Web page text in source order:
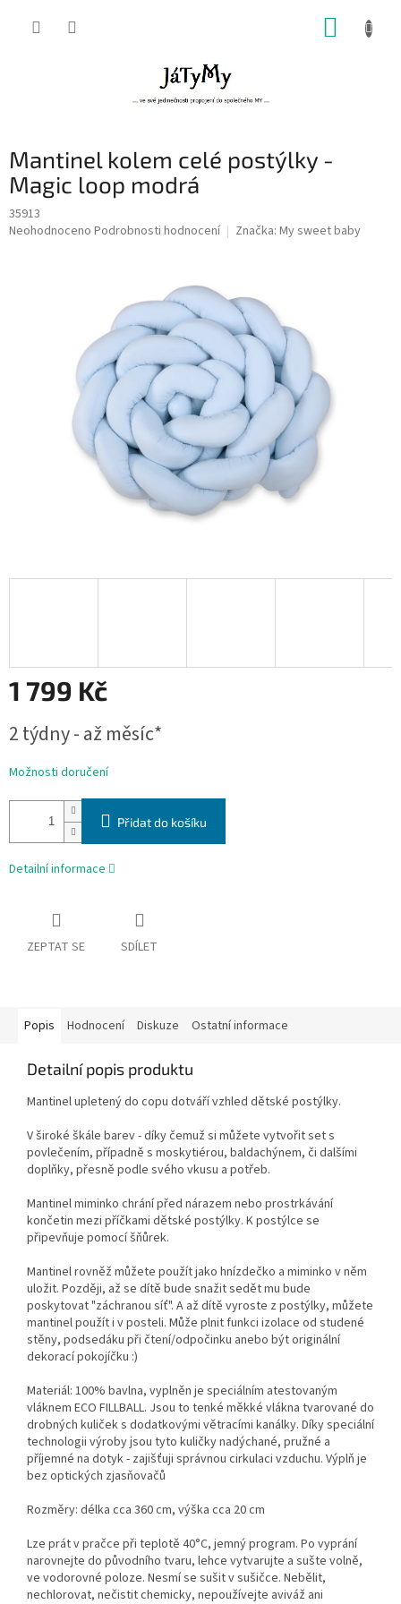
Mantinel kolem celé postýlky -
Magic loop modrá
35913
Průměrné
Neohodnoceno Podrobnosti hodnocení Značka: My sweet baby
1 799 Kč
cena:
2 týdny - až měsíc*
Možnosti doručení
Přidat do košíku
Detailní informace
ZEPTAT SE SDÍLET
Popis Hodnocení Diskuze Ostatní informace
Detailní popis produktu
Mantinel upletený do copu dotváří vzhled dětské postýlky.
V široké škále barev - díky čemuž si můžete vytvořit set s
povlečením, případně s moskytiérou, baldachýnem, či dalšími
doplňky, přesně podle svého vkusu a potřeb.
Mantinel miminko chrání před nárazem nebo prostrkávání
končetin mezi příčkami dětské postýlky. K postýlce se
připevňuje pomocí šňůrek.
Mantinel rovněž můžete použít jako hnízdečko a miminko v něm
uložit. Později, až se dítě bude snažit sedět mu bude
poskytovat "záchranou síť". A až dítě vyroste z postýlky, můžete
mantinel použít i v posteli. Může plnit funkci izolace od studené
stěny, podsedáku při čtení/odpočinku anebo být originální
dekorací pokojíčku :)
Materiál: 100% bavlna, vyplněn je speciálním atestovaným
vláknem ECO FILLBALL. Jsou to tenké měkké vlákna tvarované do
drobných kuliček s dodatkovými větracími kanálky. Díky speciální
technologii výroby jsou tyto kuličky nadýchané, pružné a
příjemné na dotyk - zajišťuji správnou cirkulaci vzduchu. Výplň je
bez optických zjasňovačů
Rozměry: délka cca 360 cm, výška cca 20 cm
Lze prát v pračce při teplotě 40°C, jemný program. Po vyprání
narovnejte do původního tvaru, lehce vytvarujte a sušte volně,
ve vodorovné poloze. Nesmí se sušit v sušičce. Nebělit,
nechlorovat, nečistit chemicky, nepoužívejte aviváž ani